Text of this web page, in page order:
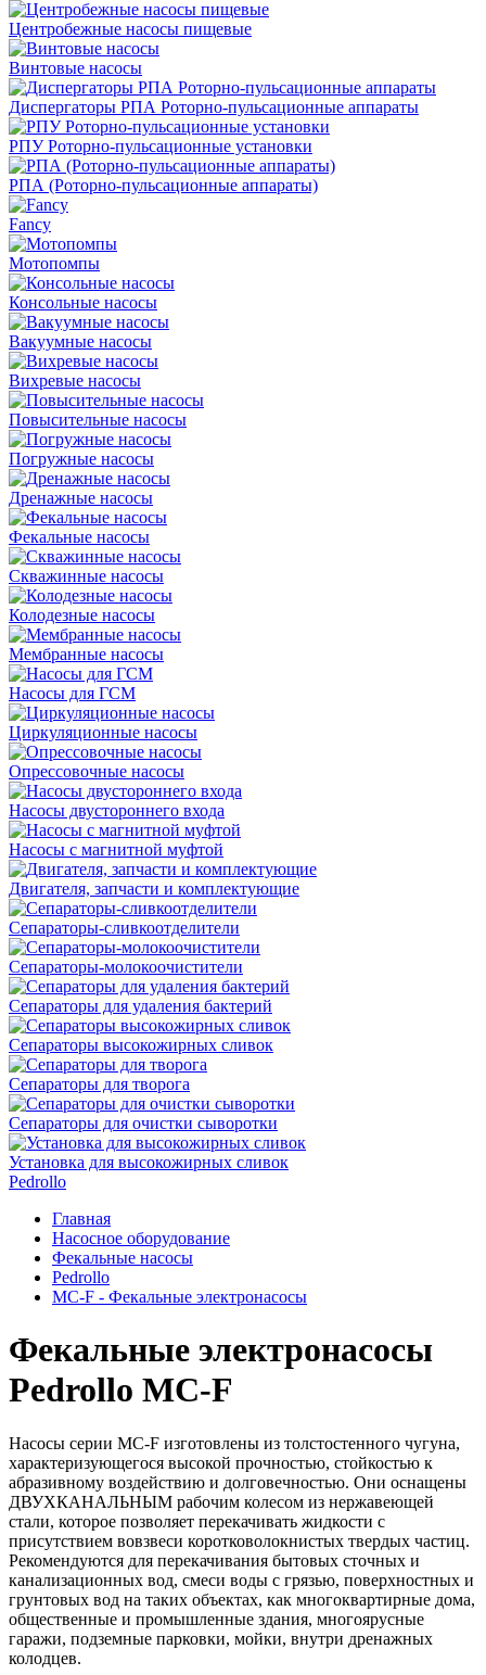
Центробежные насосы пищевые
Винтовые насосы
Диспергаторы РПА Роторно-пульсационные аппараты
РПУ Роторно-пульсационные установки
РПА (Роторно-пульсационные аппараты)
Fancy
Мотопомпы
Консольные насосы
Вакуумные насосы
Вихревые насосы
Повысительные насосы
Погружные насосы
Дренажные насосы
Фекальные насосы
Скважинные насосы
Колодезные насосы
Мембранные насосы
Насосы для ГСМ
Циркуляционные насосы
Опрессовочные насосы
Насосы двустороннего входа
Насосы с магнитной муфтой
Двигателя, запчасти и комплектующие
Сепараторы-сливкоотделители
Сепараторы-молокоочистители
Сепараторы для удаления бактерий
Сепараторы высокожирных сливок
Сепараторы для творога
Сепараторы для очистки сыворотки
Установка для высокожирных сливок
Pedrollo
Главная
Насосное оборудование
Фекальные насосы
Pedrollo
MC-F - Фекальные электронасосы
Фекальные электронасосы
Pedrollo MC-F
Насосы серии MC-F изготовлены из толстостенного чугуна,
характеризующегося высокой прочностью, стойкостью к
абразивному воздействию и долговечностью. Они оснащены
ДВУХКАНАЛЬНЫМ рабочим колесом из нержавеющей
стали, которое позволяет перекачивать жидкости с
присутствием вовзвеси коротковолокнистых твердых частиц.
Рекомендуются для перекачивания бытовых сточных и
канализационных вод, смеси воды с грязью, поверхностных и
грунтовых вод на таких объектах, как многоквартирные дома,
общественные и промышленные здания, многоярусные
гаражи, подземные парковки, мойки, внутри дренажных
колодцев.